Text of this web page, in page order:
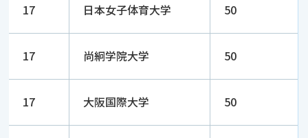
17 日本女子体育大学 50
17 尚絅学院大学 50
17 大阪国際大学 50